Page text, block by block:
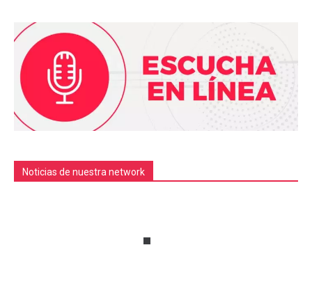
Noticias de nuestra network